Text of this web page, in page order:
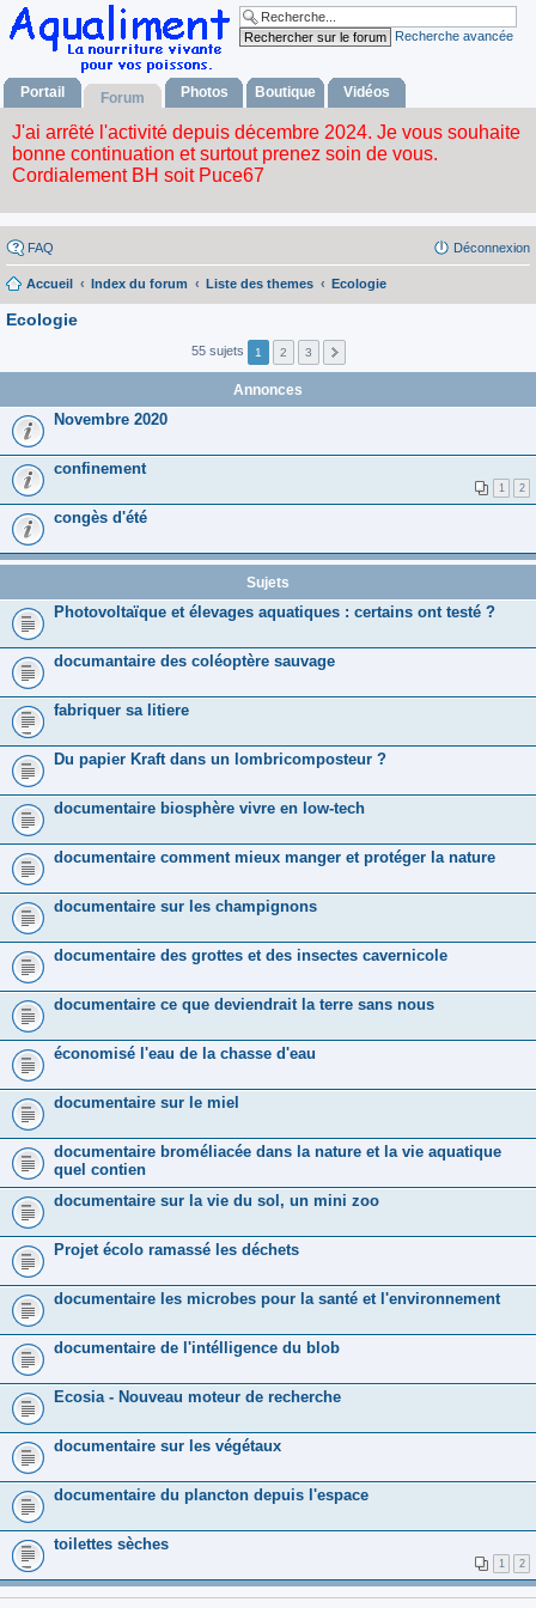
Recherche avancée
Portail Forum Photos Boutique Vidéos
FAQ Déconnexion
Accueil Index du forum Liste des themes Ecologie
Ecologie
55 sujets 1 2 3
Annonces
Novembre 2020
confinement
1 2
congès d'été
Sujets
Photovoltaïque et élevages aquatiques : certains ont testé ?
documantaire des coléoptère sauvage
fabriquer sa litiere
Du papier Kraft dans un lombricomposteur ?
documentaire biosphère vivre en low-tech
documentaire comment mieux manger et protéger la nature
documentaire sur les champignons
documentaire des grottes et des insectes cavernicole
documentaire ce que deviendrait la terre sans nous
économisé l'eau de la chasse d'eau
documentaire sur le miel
documentaire broméliacée dans la nature et la vie aquatique
quel contien
documentaire sur la vie du sol, un mini zoo
Projet écolo ramassé les déchets
documentaire les microbes pour la santé et l'environnement
documentaire de l'intélligence du blob
Ecosia - Nouveau moteur de recherche
documentaire sur les végétaux
documentaire du plancton depuis l'espace
toilettes sèches
1 2